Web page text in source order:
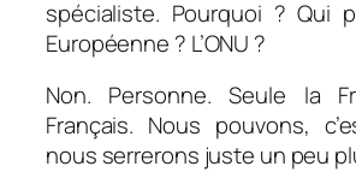
spécialiste. Pourquoi ? Qui
Européenne ? L’ONU ?
Non. Personne. Seule la
Français. Nous pouvons,
nous serrerons juste un peu